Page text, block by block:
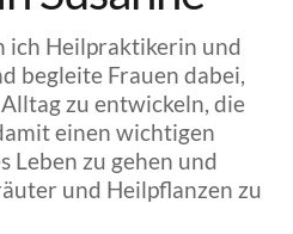
ich Heilpraktikerin und
begleite Frauen dabei,
zu entwickeln, die
einen wichtigen
Leben zu gehen und
und Heilpflanzen zu